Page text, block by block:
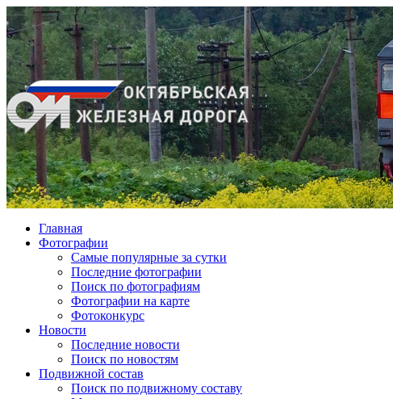
Главная
Фотографии
Cамые популярные за сутки
Последние фотографии
Поиск по фотографиям
Фотографии на карте
Фотоконкурс
Новости
Последние новости
Поиск по новостям
Подвижной состав
Поиск по подвижному составу